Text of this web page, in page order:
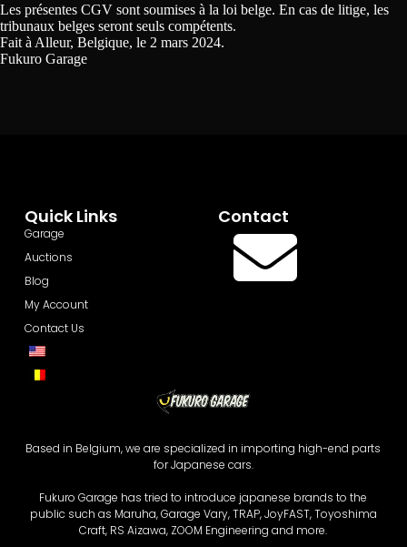
Les présentes CGV sont soumises à la loi belge. En cas de litige, les
tribunaux belges seront seuls compétents.
Fait à Alleur, Belgique, le 2 mars 2024.
Fukuro Garage
Based in Belgium, we are specialized in importing high-end parts
for Japanese cars.
Fukuro Garage has tried to introduce japanese brands to the
public such as Maruha, Garage Vary, TRAP, JoyFAST, Toyoshima
Craft, RS Aizawa, ZOOM Engineering and more.
Quick Links
Garage
Auctions
Blog
My Account
Contact Us
Contact